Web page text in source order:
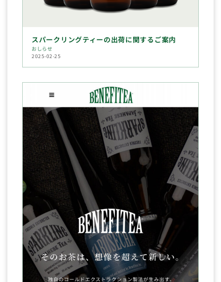
スパークリングティーの出荷に関するご案内
おしらせ
2025-02-25